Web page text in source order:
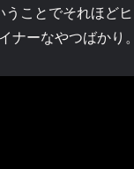
ことでそれほど
ーなやつばかり